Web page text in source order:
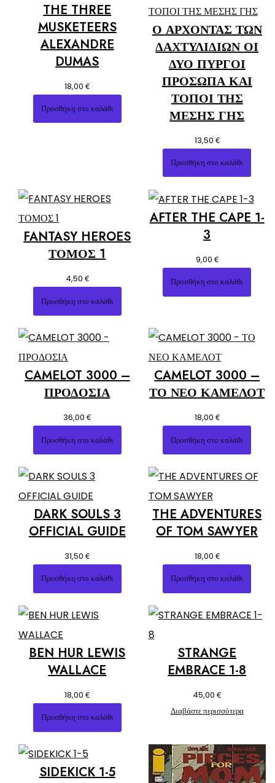
THE THREE
MUSKETEERS
ALEXANDRE
DUMAS
18,00€
Προσθήκη στο καλάθι
Ο ΑΡΧΟΝΤΑΣ ΤΩΝ
ΔΑΧΤΥΛΙΔΙΩΝ ΟΙ
ΔΥΟ ΠΥΡΓΟΙ
ΠΡΟΣΩΠΑ ΚΑΙ
ΤΟΠΟΙ ΤΗΣ
ΜΕΣΗΣ ΓΗΣ
13,50 €
Προσθήκη στο καλάθι
FANTASY HEROES
ΤΟΜΟΣ 1
4,50 €
Προσθήκη στο καλάθι
AFTER THE CAPE 1-
3
9,00 €
Προσθήκη στο καλάθι
CAMELOT 3000 –
ΠΡΟΔΟΣΙΑ
36,00€
Προσθήκη στο καλάθι
CAMELOT 3000 –
ΤΟ ΝΕΟ ΚΑΜΕΛΟΤ
18,00 €
Προσθήκη στο καλάθι
DARK SOULS 3
OFFICIAL GUIDE
31,50€
Προσθήκη στο καλάθι
THE ADVENTURES
OF TOM SAWYER
18,00 €
Προσθήκη στο καλάθι
BEN HUR LEWIS
WALLACE
18,00€
Προσθήκη στο καλάθι
STRANGE
EMBRACE 1-8
45,00€
Διαβάστε περισσότερα
SIDEKICK 1-5